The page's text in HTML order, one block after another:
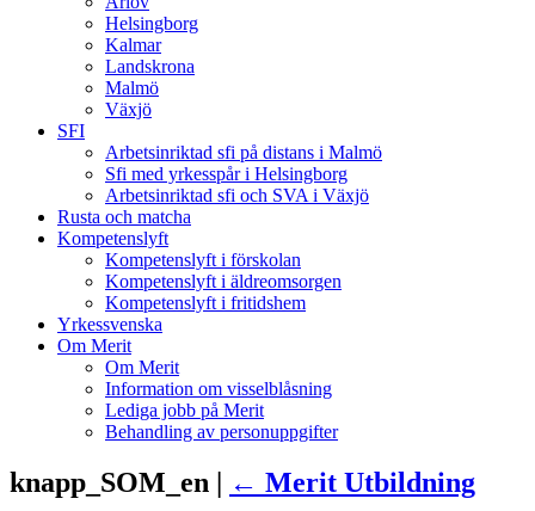
Helsingborg
Kalmar
Landskrona
Malmö
Växjö
SFI
Arbetsinriktad sfi på distans i Malmö
Sfi med yrkesspår i Helsingborg
Arbetsinriktad sfi och SVA i Växjö
Rusta och matcha
Kompetenslyft
Kompetenslyft i förskolan
Kompetenslyft i äldreomsorgen
Kompetenslyft i fritidshem
Yrkessvenska
Om Merit
Om Merit
Information om visselblåsning
Lediga jobb på Merit
Behandling av personuppgifter
knapp_SOM_en | ← Merit Utbildning